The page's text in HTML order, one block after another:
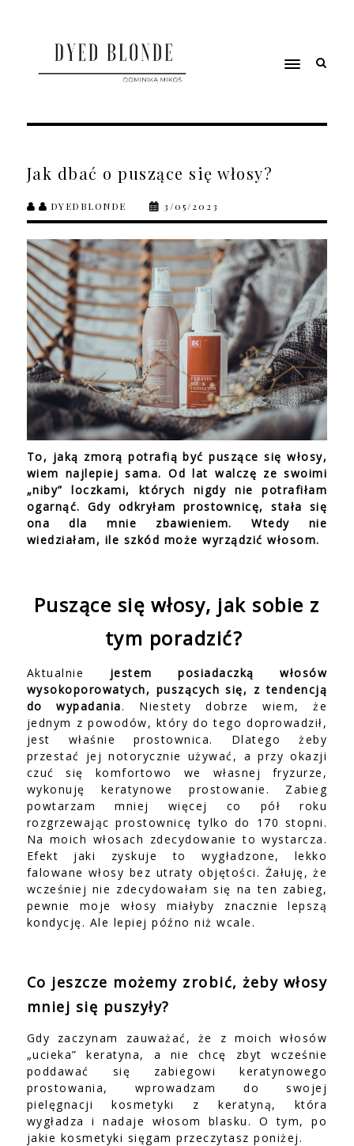
Jak dbać o puszące się włosy?
DYEDBLONDE 3/05/2023
To, jaką zmorą potrafią być puszące się włosy,
wiem najlepiej sama. Od lat walczę ze swoimi
„niby” loczkami, których nigdy nie potrafiłam
ogarnąć. Gdy odkryłam prostownicę, stała się
ona dla mnie zbawieniem. Wtedy nie
wiedziałam, ile szkód może wyrządzić włosom.
Puszące się włosy, jak sobie z
tym poradzić?
Aktualnie
jestem posiadaczką włosów
wysokoporowatych, puszących się, z tendencją
do wypadania. Niestety dobrze wiem, że
jednym z powodów, który do tego doprowadził,
jest właśnie prostownica. Dlatego żeby
przestać jej notorycznie używać, a przy okazji
czuć się komfortowo we własnej fryzurze,
wykonuję keratynowe prostowanie. Zabieg
powtarzam mniej więcej co pół roku
rozgrzewając prostownicę tylko do 170 stopni.
Na moich włosach zdecydowanie to wystarcza.
Efekt jaki zyskuje to wygładzone, lekko
falowane włosy bez utraty objętości. Żałuję, że
wcześniej nie zdecydowałam się na ten zabieg,
pewnie moje włosy miałyby znacznie lepszą
kondycję. Ale lepiej późno niż wcale.
Co jeszcze możemy zrobić, żeby włosy
mniej się puszyły?
Gdy zaczynam zauważać, że z moich włosów
„ucieka” keratyna, a nie chcę zbyt wcześnie
poddawać się zabiegowi keratynowego
prostowania, wprowadzam do swojej
pielęgnacji kosmetyki z keratyną, która
wygładza i nadaje włosom blasku. O tym, po
jakie kosmetyki sięgam przeczytasz poniżej.